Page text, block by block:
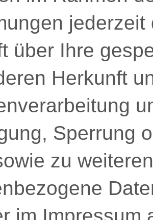
über Ihre
Herkunft
Sperrung
zu